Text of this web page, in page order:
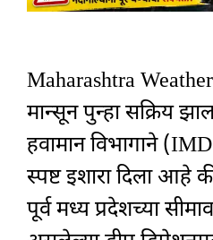
Maharashtra Weather
मान्सून पुन्हा सक्रिय
हवामान विभागाने
स्पष्ट इशारा दिला आहे
पूर्व मध्य प्रदेशच्या